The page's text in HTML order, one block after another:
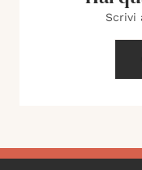
Scrivi